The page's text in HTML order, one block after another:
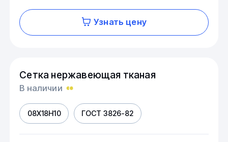
Узнать цену
Сетка нержавеющая тканая
В наличии
08Х18Н10 ГОСТ 3826-82